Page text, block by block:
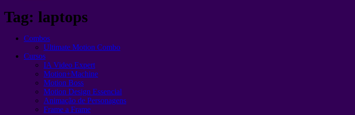
Tag: laptops
Combos
Ultimate Motion Combo
Cursos
IA Video Expert
Motion+Machine
Motion Boss
Motion Design Essencial
Animação de Personagens
Frame a Frame